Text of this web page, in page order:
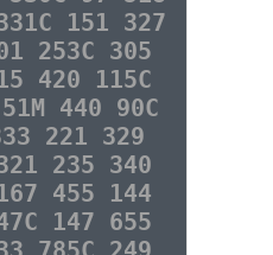
151 327
253C 305
420 115C
440 90C
221 329
235 340
455 144
147 655